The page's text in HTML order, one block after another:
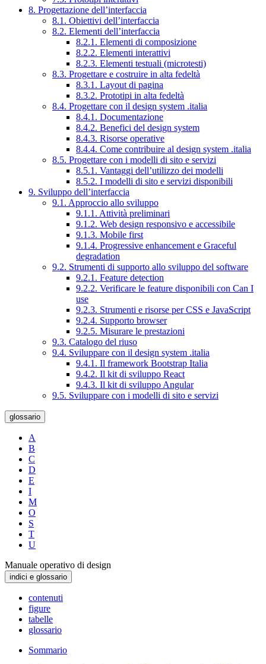
8. Progettazione dell’interfaccia
8.1. Obiettivi dell’interfaccia
8.2. Elementi dell’interfaccia
8.2.1. Elementi di composizione
8.2.2. Elementi interattivi
8.2.3. Elementi testuali (microtesti)
8.3. Progettare e costruire in alta fedeltà
8.3.1. Layout di pagina
8.3.2. Prototipi in alta fedeltà
8.4. Progettare con il design system .italia
8.4.1. Documentazione
8.4.2. Benefici del design system
8.4.3. Risorse operative
8.4.4. Come contribuire al design system .italia
8.5. Progettare con i modelli di sito e servizi
8.5.1. Vantaggi dell’utilizzo dei modelli
8.5.2. I modelli di sito e servizi disponibili
9. Sviluppo dell’interfaccia
9.1. Approccio allo sviluppo
9.1.1. Attività preliminari
9.1.2. Web design responsivo e accessibile
9.1.3. Mobile first
9.1.4. Progressive enhancement e Graceful
degradation
9.2. Strumenti di supporto allo sviluppo del software
9.2.1. Feature detection
9.2.2. Verificare le feature disponibili con Can I
use
9.2.3. Strumenti e risorse per CSS e JavaScript
9.2.4. Supporto browser
9.2.5. Misurare le prestazioni
9.3. Catalogo del riuso
9.4. Sviluppare con il design system .italia
9.4.1. Il framework Bootstrap Italia
9.4.2. Il kit di sviluppo React
9.4.3. Il kit di sviluppo Angular
9.5. Sviluppare con i modelli di sito e servizi
glossario
A
B
C
D
E
I
M
O
S
T
U
Manuale operativo di design
indici e glossario
contenuti
figure
tabelle
glossario
Sommario